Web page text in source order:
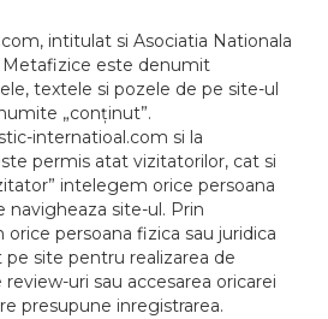
intitulat si Asociatia Nationala
Metafizice este denumit
textele si pozele de pe site-ul
„conținut”.
internatioal.com si la
permis atat vizitatorilor, cat si
intelegem orice persoana
navigheaza site-ul. Prin
persoana fizica sau juridica
site pentru realizarea de
uri sau accesarea oricarei
presupune inregistrarea.